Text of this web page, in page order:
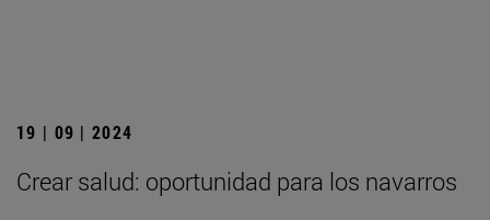
19 | 09 | 2024
Crear salud: oportunidad para los navarros